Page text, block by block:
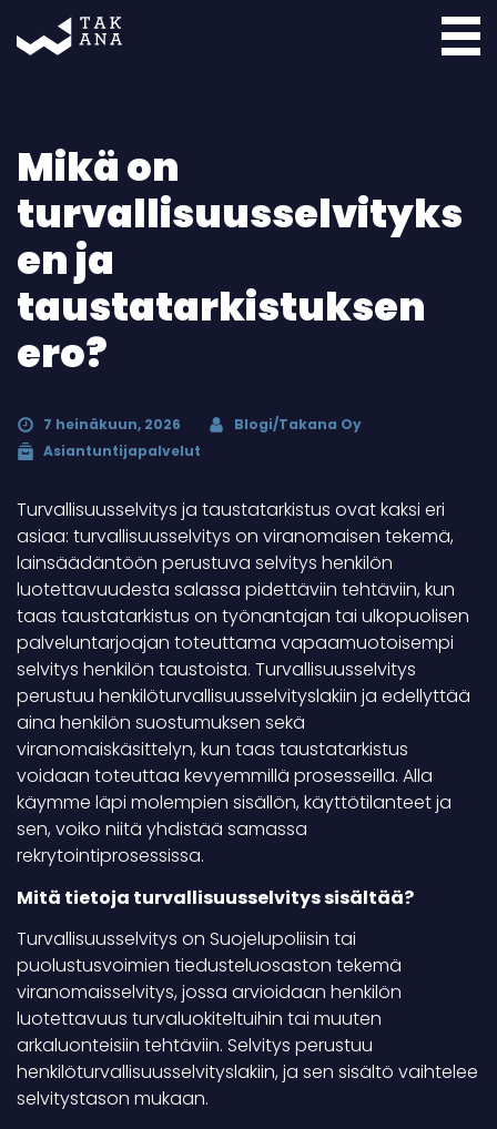
Mikä on
turvallisuusselvityks
en ja
taustatarkistuksen
ero?
7 heinäkuun, 2026
Blogi/Takana Oy
Asiantuntijapalvelut
Turvallisuusselvitys ja taustatarkistus ovat kaksi eri
asiaa: turvallisuusselvitys on viranomaisen tekemä,
lainsäädäntöön perustuva selvitys henkilön
luotettavuudesta salassa pidettäviin tehtäviin, kun
taas taustatarkistus on työnantajan tai ulkopuolisen
palveluntarjoajan toteuttama vapaamuotoisempi
selvitys henkilön taustoista. Turvallisuusselvitys
perustuu henkilöturvallisuusselvityslakiin ja edellyttää
aina henkilön suostumuksen sekä
viranomaiskäsittelyn, kun taas taustatarkistus
voidaan toteuttaa kevyemmillä prosesseilla. Alla
käymme läpi molempien sisällön, käyttötilanteet ja
sen, voiko niitä yhdistää samassa
rekrytointiprosessissa.
Mitä tietoja turvallisuusselvitys sisältää?
Turvallisuusselvitys on Suojelupoliisin tai
puolustusvoimien tiedusteluosaston tekemä
viranomaisselvitys, jossa arvioidaan henkilön
luotettavuus turvaluokiteltuihin tai muuten
arkaluonteisiin tehtäviin. Selvitys perustuu
henkilöturvallisuusselvityslakiin, ja sen sisältö vaihtelee
selvitystason mukaan.